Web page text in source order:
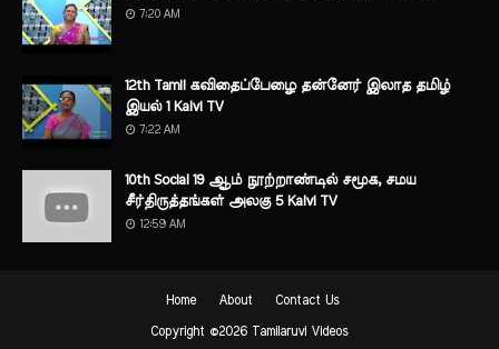
7:20 AM
12th Tamil கவிதைப்பேழை தன்னேர் இலாத தமிழ்
இயல் 1 Kalvi TV
7:22 AM
10th Social 19 ஆம் நூற்றாண்டில் சமூக, சமய
சீர்திருத்தங்கள் அலகு 5 Kalvi TV
12:59 AM
Home About Contact Us
Copyright ©2026 Tamilaruvi Videos